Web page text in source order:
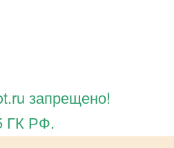
запрещено!
ГК РФ.